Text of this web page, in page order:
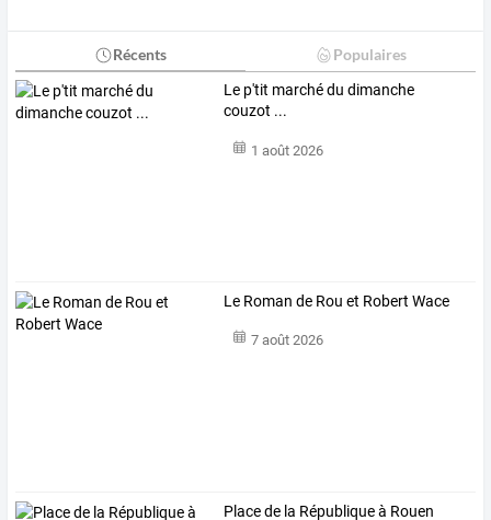
Récents Populaires
Le p'tit marché du dimanche
couzot ...
1 août 2026
Le Roman de Rou et Robert Wace
7 août 2026
Place de la République à Rouen